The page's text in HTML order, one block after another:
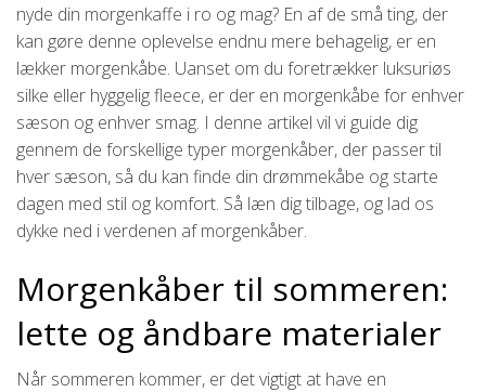
nyde din morgenkaffe i ro og mag? En af de små ting, der
kan gøre denne oplevelse endnu mere behagelig, er en
lækker morgenkåbe. Uanset om du foretrækker luksuriøs
silke eller hyggelig fleece, er der en morgenkåbe for enhver
sæson og enhver smag. I denne artikel vil vi guide dig
gennem de forskellige typer morgenkåber, der passer til
hver sæson, så du kan finde din drømmekåbe og starte
dagen med stil og komfort. Så læn dig tilbage, og lad os
dykke ned i verdenen af morgenkåber.
Morgenkåber til sommeren:
lette og åndbare materialer
Når sommeren kommer, er det vigtigt at have en